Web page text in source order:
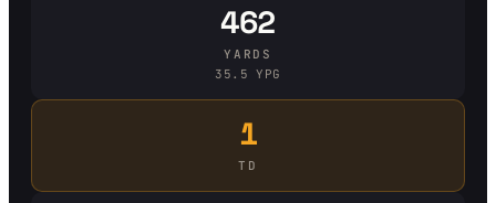
462
YARDS
35.5 YPG
1
TD